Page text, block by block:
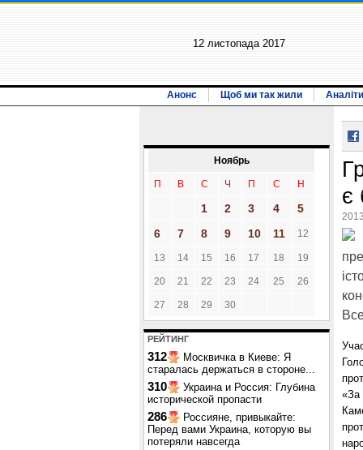
12 листопада 2017
Анонс Щоб ми так жили
Ноябрь
П В С Ч П С Н
1 2 3 4
5
6
7 8 9 10 11 12
13 14 15 16 17 18 19
20 21 22 23 24 25 26
27 28 29 30
РЕЙТИНГ
312
Москвичка в Киеве: Я
старалась держаться в стороне...
310
Украина и Россия: Глубина
исторической пропасти
286
Россияне, привыкайте:
Перед вами Украина, которую вы
потеряли навсегда
є
«За